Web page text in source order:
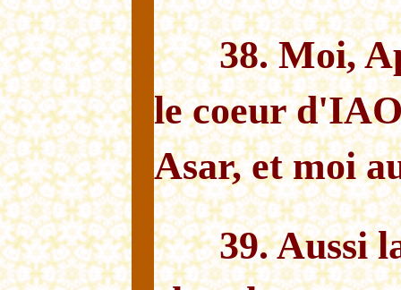
38. Moi,
le coeur
Asar, et moi
39. Aussi